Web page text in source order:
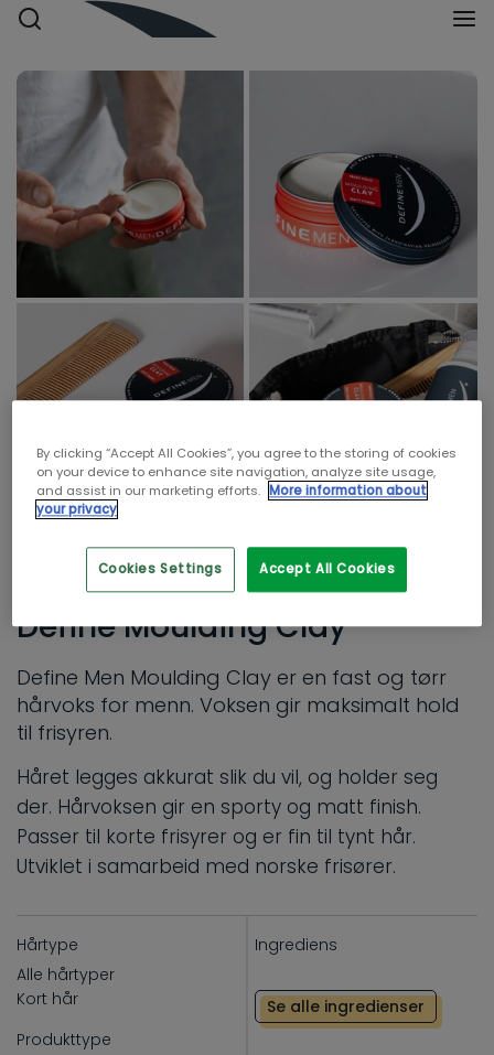
Define Moulding Clay
Define Men Moulding Clay er en fast og tørr
hårvoks for menn. Voksen gir maksimalt hold
til frisyren.
Håret legges akkurat slik du vil, og holder seg
der. Hårvoksen gir en sporty og matt finish.
Passer til korte frisyrer og er fin til tynt hår.
Utviklet i samarbeid med norske frisører.
Hårtype
Alle hårtyper
Kort hår
Produkttype
Ingrediens
Se alle ingredienser
By clicking “Accept All Cookies”, you agree to the storing of cookies
on your device to enhance site navigation, analyze site usage,
and assist in our marketing efforts. More information about
your privacy
Cookies Settings Accept All Cookies